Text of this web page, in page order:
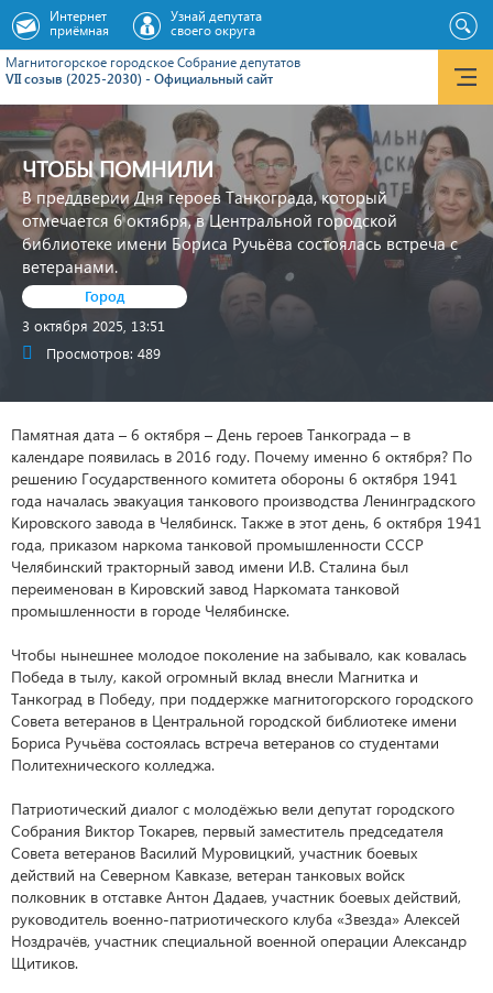
Магнитогорское городское Cобрание депутатов
VII созыв (2025-2030) - Официальный сайт
Интернет
приёмная
Узнай депутата
своего округа
ЧТОБЫ ПОМНИЛИ
В преддверии Дня героев Танкограда, который
отмечается 6 октября, в Центральной городской
библиотеке имени Бориса Ручьёва состоялась встреча с
ветеранами.
Город
3 октября 2025, 13:51
Просмотров: 489
Памятная дата – 6 октября – День героев Танкограда – в
календаре появилась в 2016 году. Почему именно 6 октября? По
решению Государственного комитета обороны 6 октября 1941
года началась эвакуация танкового производства Ленинградского
Кировского завода в Челябинск. Также в этот день, 6 октября 1941
года, приказом наркома танковой промышленности СССР
Челябинский тракторный завод имени И.В. Сталина был
переименован в Кировский завод Наркомата танковой
промышленности в городе Челябинске.
Чтобы нынешнее молодое поколение на забывало, как ковалась
Победа в тылу, какой огромный вклад внесли Магнитка и
Танкоград в Победу, при поддержке магнитогорского городского
Совета ветеранов в Центральной городской библиотеке имени
Бориса Ручьёва состоялась встреча ветеранов со студентами
Политехнического колледжа.
Патриотический диалог с молодёжью вели депутат городского
Собрания Виктор Токарев, первый заместитель председателя
Совета ветеранов Василий Муровицкий, участник боевых
действий на Северном Кавказе, ветеран танковых войск
полковник в отставке Антон Дадаев, участник боевых действий,
руководитель военно-патриотического клуба «Звезда» Алексей
Ноздрачёв, участник специальной военной операции Александр
Щитиков.